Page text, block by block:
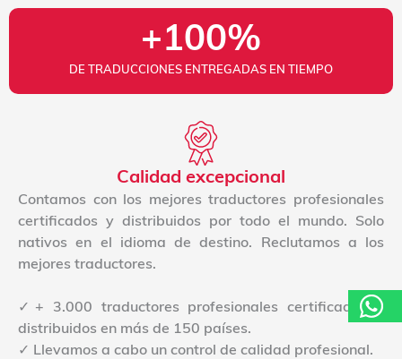
DE TRADUCCIONES ENTREGADAS EN TIEMPO
+100%
Calidad excepcional
Contamos con los mejores traductores profesionales
certificados y distribuidos por todo el mundo. Solo
nativos en el idioma de destino. Reclutamos a los
mejores traductores.
✓+ 3.000 traductores profesionales certificados y
distribuidos en más de 150 países.
✓ Llevamos a cabo un control de calidad profesional.